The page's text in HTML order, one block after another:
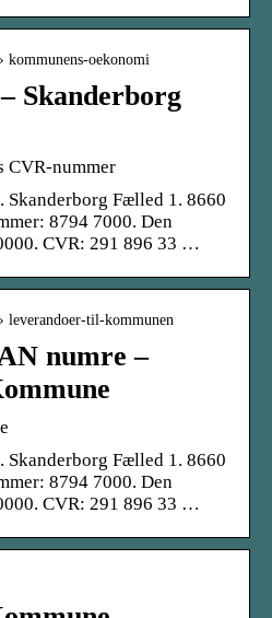
kommunens-oekonomi
Skanderborg
CVR-nummer
Skanderborg Fælled 1. 8660
8794 7000. Den
CVR: 291 896 33 …
leverandoer-til-kommunen
numre –
Skanderborg Fælled 1. 8660
8794 7000. Den
CVR: 291 896 33 …